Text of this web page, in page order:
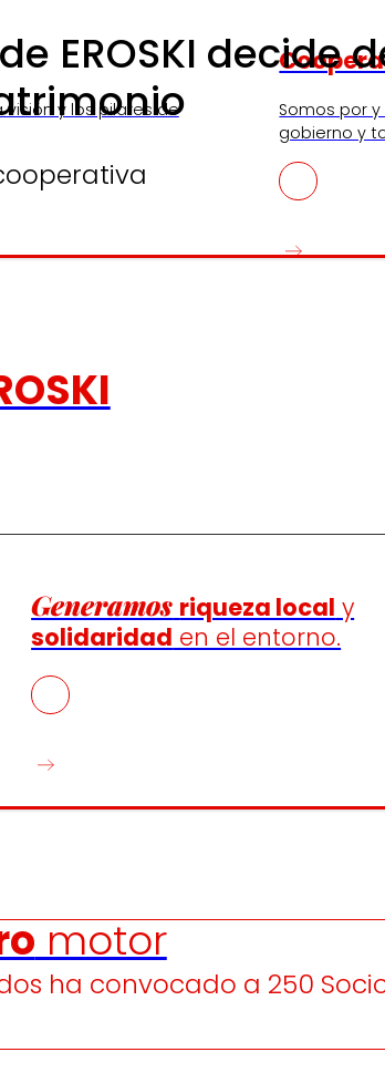
visión y los pilares de
Somos por
gobierno y
Generamos riqueza local y
solidaridad en el entorno.
motor
EROSKI
ha convocado a 250